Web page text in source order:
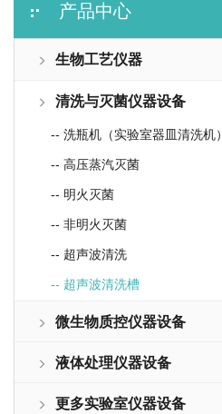
产品中心
生物工艺仪器
清洗与灭菌仪器设备
-- 洗瓶机（实验室器皿清洗机）
-- 高压蒸汽灭菌
-- 明火灭菌
-- 非明火灭菌
-- 超声波清洗
-- 超声波清洗槽
微生物质控仪器设备
液体处理仪器设备
更多实验室仪器设备